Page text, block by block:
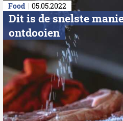
Food 05.05.2022
Dit is de snelste
ontdooien